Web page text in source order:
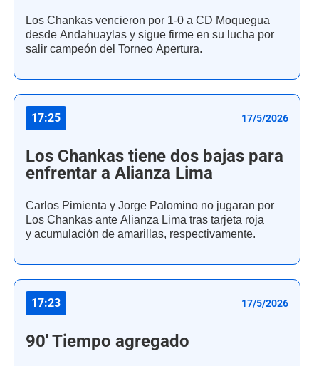
Los Chankas vencieron por 1-0 a CD Moquegua
desde Andahuaylas y sigue firme en su lucha por
salir campeón del Torneo Apertura.
17:25 17/5/2026
Los Chankas tiene dos bajas para
enfrentar a Alianza Lima
Carlos Pimienta y Jorge Palomino no jugaran por
Los Chankas ante Alianza Lima tras tarjeta roja
y acumulación de amarillas, respectivamente.
17:23 17/5/2026
90' Tiempo agregado